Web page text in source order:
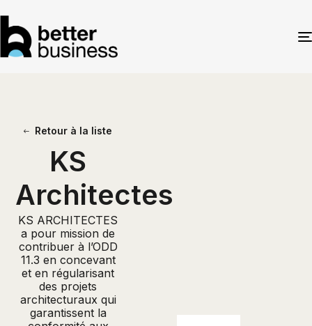
Retour à la liste
KS
Architectes
KS ARCHITECTES
a pour mission de
contribuer à l’ODD
11.3 en concevant
et en régularisant
des projets
architecturaux qui
garantissent la